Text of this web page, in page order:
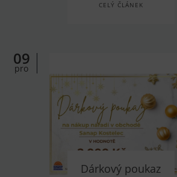
CELÝ ČLÁNEK
09
pro
Dárkový poukaz